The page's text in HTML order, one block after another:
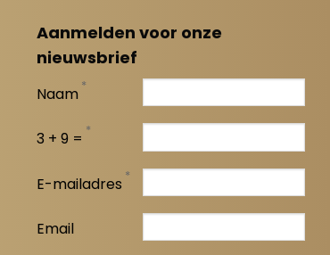
Aanmelden voor onze
nieuwsbrief
Naam *
3 + 9 = *
E-mailadres *
Email